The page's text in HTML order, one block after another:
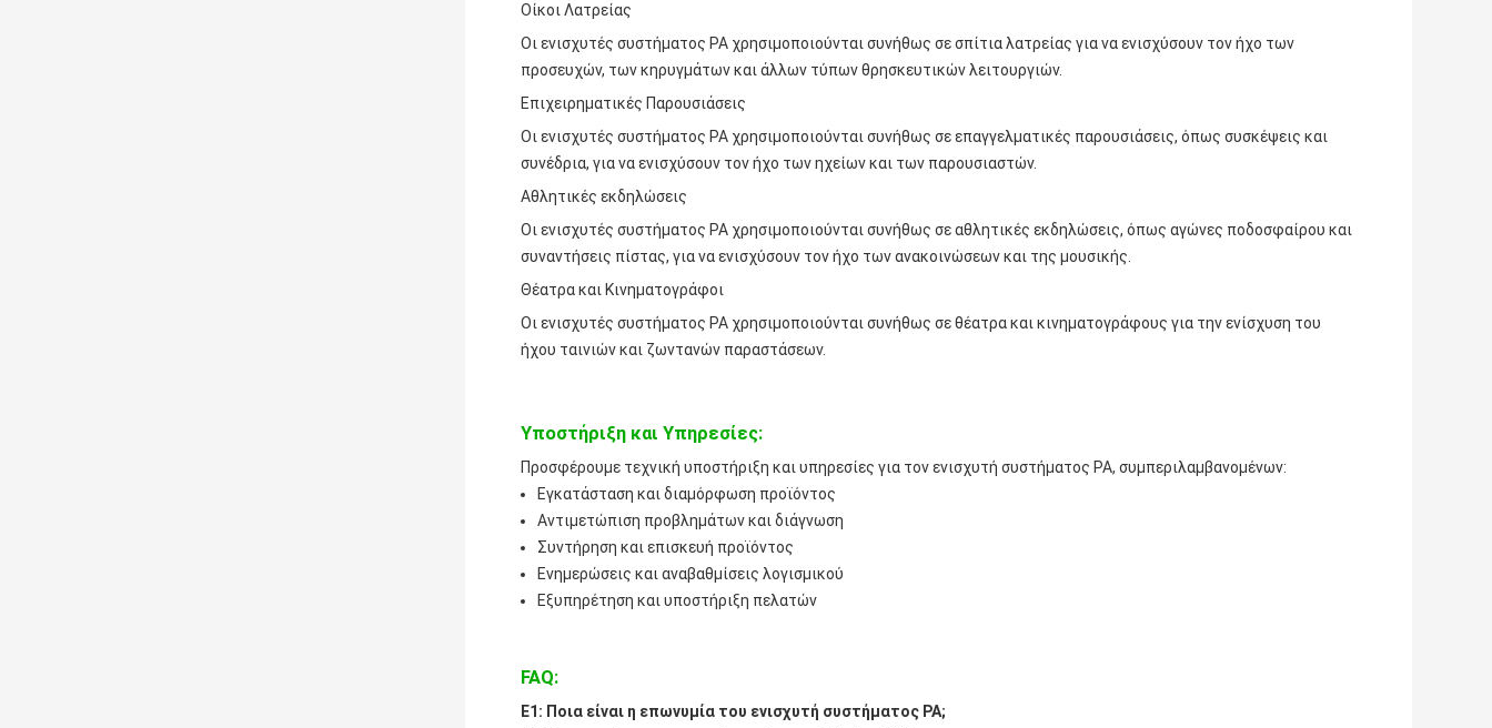
Οίκοι Λατρείας
Οι ενισχυτές συστήματος PA χρησιμοποιούνται συνήθως σε σπίτια λατρείας για να ενισχύσουν τον ήχο των
προσευχών, των κηρυγμάτων και άλλων τύπων θρησκευτικών λειτουργιών.
Επιχειρηματικές Παρουσιάσεις
Οι ενισχυτές συστήματος PA χρησιμοποιούνται συνήθως σε επαγγελματικές παρουσιάσεις, όπως συσκέψεις και
συνέδρια, για να ενισχύσουν τον ήχο των ηχείων και των παρουσιαστών.
Αθλητικές εκδηλώσεις
Οι ενισχυτές συστήματος PA χρησιμοποιούνται συνήθως σε αθλητικές εκδηλώσεις, όπως αγώνες ποδοσφαίρου και
συναντήσεις πίστας, για να ενισχύσουν τον ήχο των ανακοινώσεων και της μουσικής.
Θέατρα και Κινηματογράφοι
Οι ενισχυτές συστήματος PA χρησιμοποιούνται συνήθως σε θέατρα και κινηματογράφους για την ενίσχυση του
ήχου ταινιών και ζωντανών παραστάσεων.
Υποστήριξη και Υπηρεσίες:
Προσφέρουμε τεχνική υποστήριξη και υπηρεσίες για τον ενισχυτή συστήματος PA, συμπεριλαμβανομένων:
Εγκατάσταση και διαμόρφωση προϊόντος
Αντιμετώπιση προβλημάτων και διάγνωση
Συντήρηση και επισκευή προϊόντος
Ενημερώσεις και αναβαθμίσεις λογισμικού
Εξυπηρέτηση και υποστήριξη πελατών
FAQ:
Ε1: Ποια είναι η επωνυμία του ενισχυτή συστήματος PA;